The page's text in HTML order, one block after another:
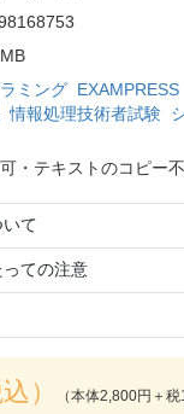
ミング EXAMPRESS
情報処理技術者試験
・テキストのコピー
て
ての注意
） （本体2,800円＋税